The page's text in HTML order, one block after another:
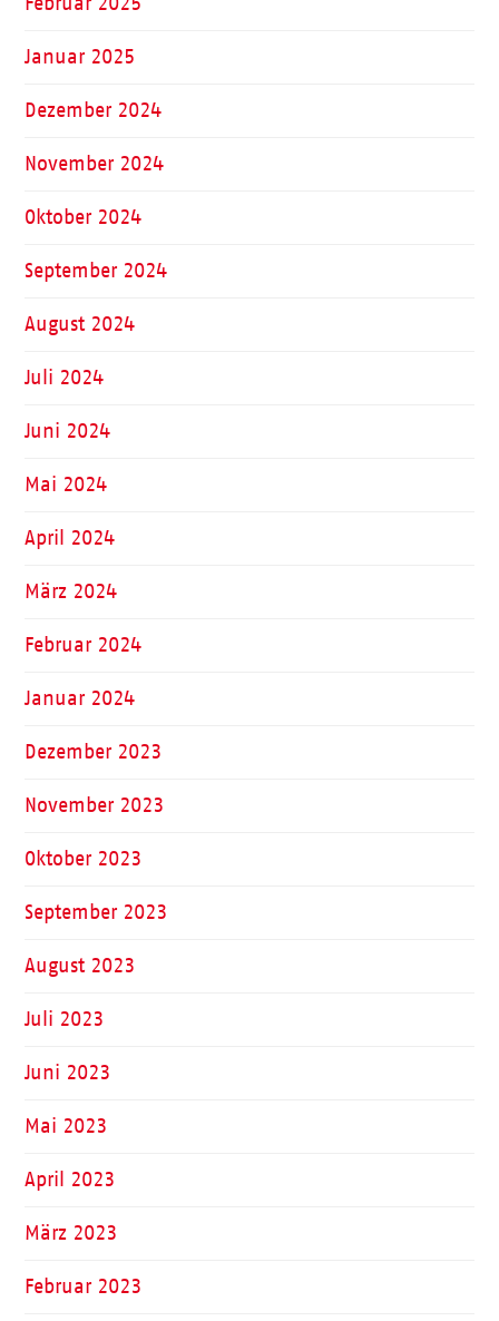
Januar 2025
Dezember 2024
November 2024
Oktober 2024
September 2024
August 2024
Juli 2024
Juni 2024
Mai 2024
April 2024
März 2024
Februar 2024
Januar 2024
Dezember 2023
November 2023
Oktober 2023
September 2023
August 2023
Juli 2023
Juni 2023
Mai 2023
April 2023
März 2023
Februar 2023